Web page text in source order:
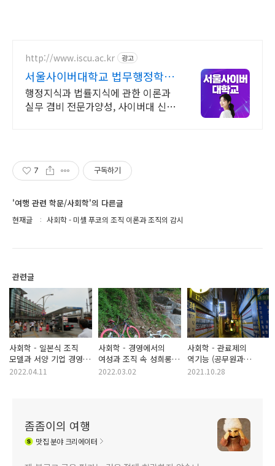
http://www.iscu.ac.kr 광고
서울사이버대학교 법무행정학과
2026 가을학기 신편입생
행정지식과 법률지식에 관한 이론과
실무 겸비 전문가양성, 사이버대 신입
7 구독하기
'여행 관련 학문/사회학'의 다른글
현재글 사회학 - 미셸 푸코의 조직 이론과 조직의 감시
관련글
사회학 - 일본식 조직
모델과 서양 기업 경영
방식의 변화
2022.04.11
사회학 - 경영에서의
여성과 조직 속 성희롱
문제
2022.03.02
사회학 - 관료제의
역기능 (공무원과
일반인의 갈등 원인),
2021.10.28
좀좀이의 여행
맛집분야 크리에이터